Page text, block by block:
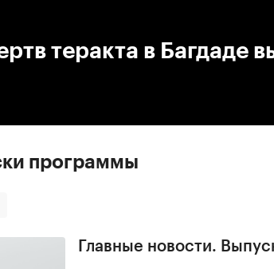
теракта в Багдаде
программы
Главные новости.